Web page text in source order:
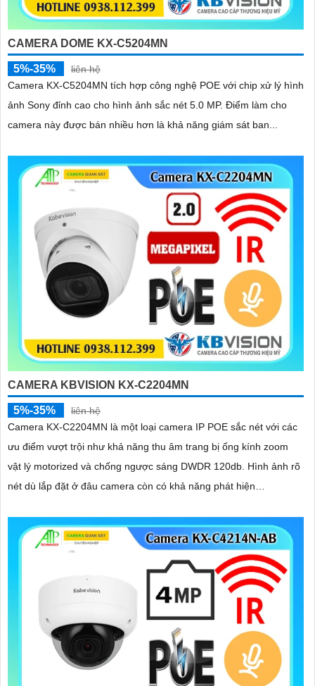
CAMERA DOME KX-C5204MN
5%-35%
liên hệ
Camera KX-C5204MN tích hợp công nghệ POE với chip xử lý hình
ảnh Sony đỉnh cao cho hình ảnh sắc nét 5.0 MP. Điểm làm cho
camera này được bán nhiều hơn là khả năng giám sát ban...
CAMERA KBVISION KX-C2204MN
5%-35%
liên hệ
Camera KX-C2204MN là một loại camera IP POE sắc nét với các
ưu điểm vượt trội như khả năng thu âm trang bị ống kính zoom
vật lý motorized và chống ngược sáng DWDR 120db. Hình ảnh rõ
nét dù lắp đặt ở đâu camera còn có khả năng phát hiện